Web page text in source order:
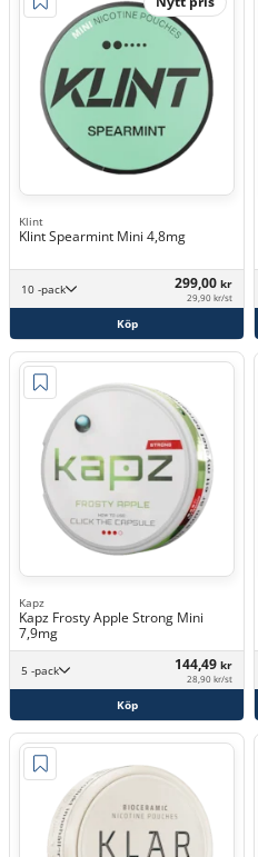
Klint
Klint Spearmint Mini 4,8mg
10 -pack 299,00 kr
29,90 kr/st
Köp
Kapz
Kapz Frosty Apple Strong Mini
7,9mg
5 -pack 144,49 kr
28,90 kr/st
Köp